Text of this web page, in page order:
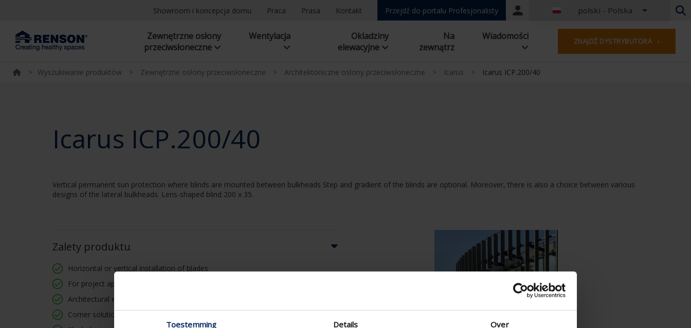
Toestemming Details Over
Showroom i koncepcja domu Praca Prasa Kontakt Przejdź do portalu Profesjonalisty
Portal
polski - Polska
Niderlandy - Belgia
Francuski - Belgia
Holandia - Niderlandy
Czechy - Czechy
szwedzki — Szwecja
Język angielski - Irlandia
Zewnętrzne osłony
przeciwsłoneczne
Wentylacja
Okladziny
elewacyjne
Na
zewnątrz
Wiadomości ZNAJDŹ DYSTRYBUTORA ›
> Wyszukiwanie produktów > Zewnętrzne osłony przeciwsłoneczne > Architektoniczne osłony przeciwsłoneczne > Icarus > Icarus ICP.200/40
Icarus ICP.200/40
Vertical permanent sun protection where blinds are mounted between bulkheads Step and gradient of the blinds are optional. Moreover, there is also a choice between various
designs of the lateral bulkheads. Lens-shaped blind 200 x 35.
Zalety produktu
Horizontal or vertical installation of blades
For project applications
Architectural eye-catcher
Corner solutions available